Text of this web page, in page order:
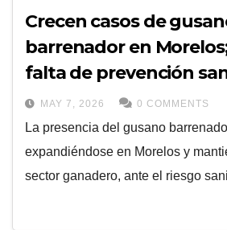
Crecen casos de
barrenador en
falta de prevención
MAY 7, 2026 0 COMMENTS
La presencia del gusano
expandiéndose en Morelos y
sector ganadero, ante el riesgo